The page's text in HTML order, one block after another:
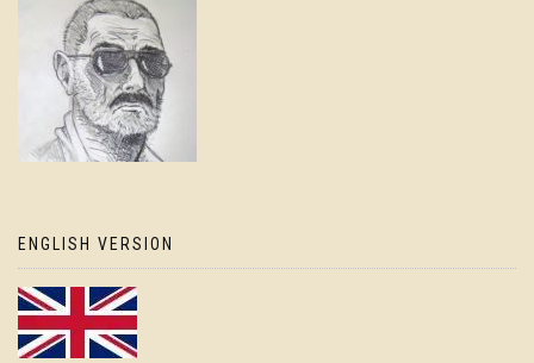
ENGLISH VERSION